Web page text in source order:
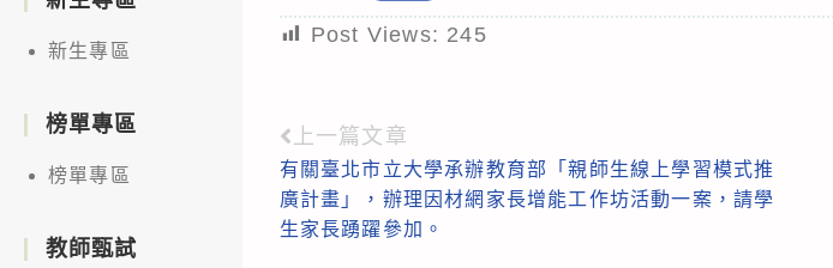
Post Views: 245
Read
more
articles
上一篇文章
有關臺北市立大學承辦教育部「親師生線上學習模式推
廣計畫」，辦理因材網家長增能工作坊活動一案，請學
生家長踴躍參加。
新生專區
榜單專區
榜單專區
教師甄試